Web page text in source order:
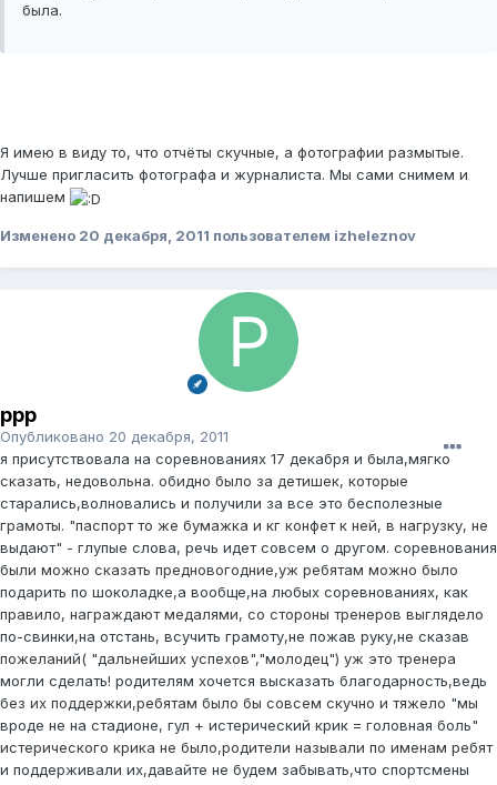
была.
Я имею в виду то, что отчёты скучные, а фотографии размытые.
Лучше пригласить фотографа и журналиста. Мы сами снимем и
напишем
Изменено 20 декабря, 2011 пользователем izheleznov
ррр
Опубликовано 20 декабря, 2011
я присутствовала на соревнованиях 17 декабря и была,мягко
сказать, недовольна. обидно было за детишек, которые
старались,волновались и получили за все это бесполезные
грамоты. "паспорт то же бумажка и кг конфет к ней, в нагрузку, не
выдают" - глупые слова, речь идет совсем о другом. соревнования
были можно сказать предновогодние,уж ребятам можно было
подарить по шоколадке,а вообще,на любых соревнованиях, как
правило, награждают медалями, со стороны тренеров выглядело
по-свинки,на отстань, всучить грамоту,не пожав руку,не сказав
пожеланий( "дальнейших успехов","молодец") уж это тренера
могли сделать! родителям хочется высказать благодарность,ведь
без их поддержки,ребятам было бы совсем скучно и тяжело "мы
вроде не на стадионе, гул + истерический крик = головная боль"
истерического крика не было,родители называли по именам ребят
и поддерживали их,давайте не будем забывать,что спортсмены